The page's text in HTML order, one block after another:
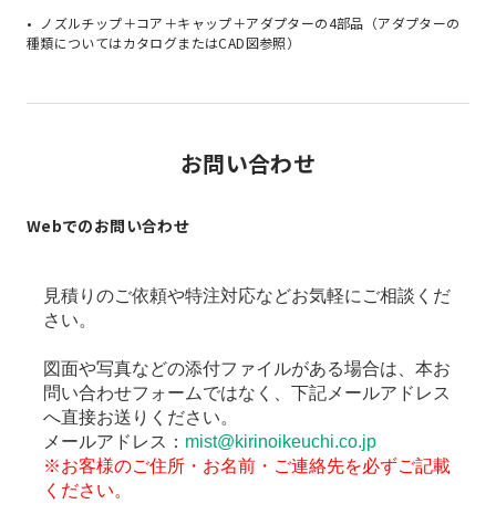
ノズルチップ＋コア＋キャップ＋アダプターの4部品（アダプターの
種類についてはカタログまたはCAD図参照）
お問い合わせ
Webでのお問い合わせ